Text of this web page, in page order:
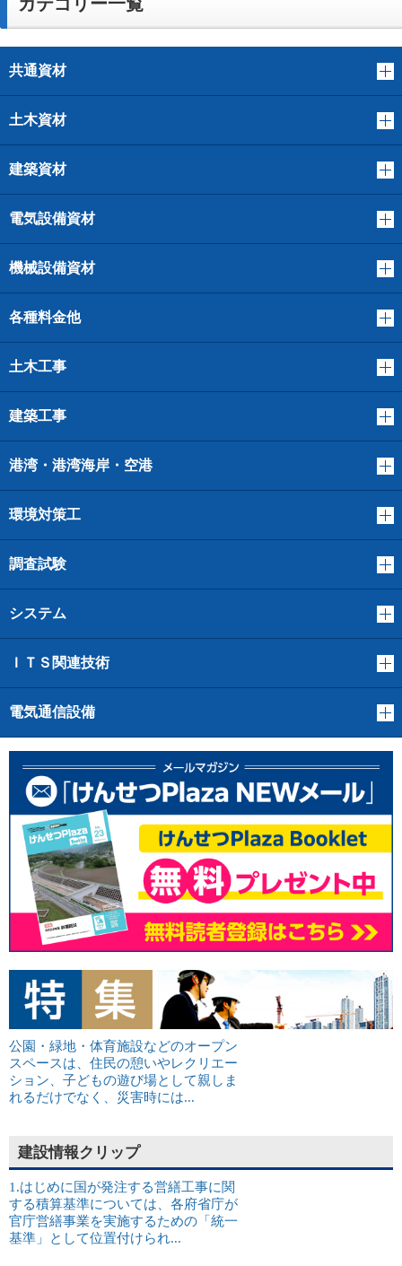
共通資材
土木資材
建築資材
電気設備資材
機械設備資材
各種料金他
土木工事
建築工事
港湾・港湾海岸・空港
環境対策工
調査試験
システム
ＩＴＳ関連技術
電気通信設備
公園・緑地・体育施設などのオープン
スペースは、住民の憩いやレクリエー
ション、子どもの遊び場として親しま
れるだけでなく、災害時には...
建設情報クリップ
1.はじめに国が発注する営繕工事に関
する積算基準については、各府省庁が
官庁営繕事業を実施するための「統一
基準」として位置付けられ...